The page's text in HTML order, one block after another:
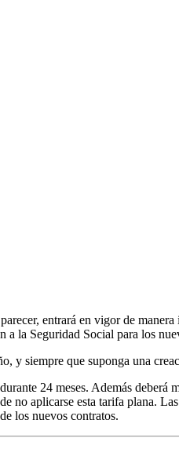
contraten a
entrará en vigor de
la Seguridad Social para los
y siempre que suponga una
24 meses. Además deberá
no aplicarse esta tarifa plana.
los nuevos contratos.